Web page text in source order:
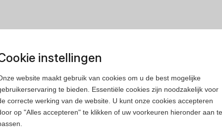
instellingen
website maakt gebruik van cookies om u de best mogelijke
te bieden. Essentiële cookies zijn noodzakelijk voor
correcte werking van de website. U kunt onze cookies accepteren
op "Alles accepteren" te klikken of uw voorkeuren hieronder aan te